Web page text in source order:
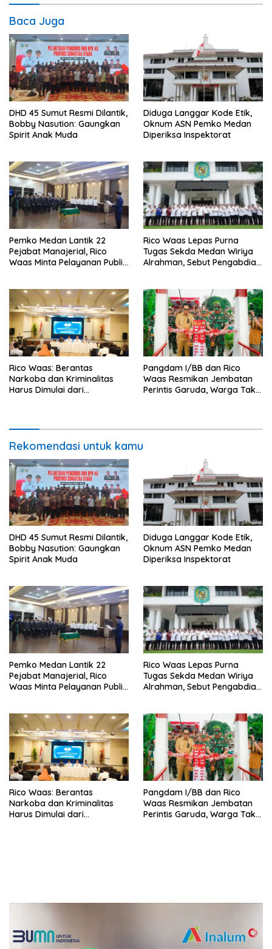
Baca Juga
DHD 45 Sumut Resmi Dilantik,
Bobby Nasution: Gaungkan
Spirit Anak Muda
Diduga Langgar Kode Etik,
Oknum ASN Pemko Medan
Diperiksa Inspektorat
Pemko Medan Lantik 22
Pejabat Manajerial, Rico
Waas Minta Pelayanan Publik
Rico Waas Lepas Purna
Tugas Sekda Medan Wiriya
Alrahman, Sebut Pengabdian
Rico Waas: Berantas
Narkoba dan Kriminalitas
Harus Dimulai dari
Pangdam I/BB dan Rico
Waas Resmikan Jembatan
Perintis Garuda, Warga Tak
Rekomendasi untuk kamu
DHD 45 Sumut Resmi Dilantik,
Bobby Nasution: Gaungkan
Spirit Anak Muda
Diduga Langgar Kode Etik,
Oknum ASN Pemko Medan
Diperiksa Inspektorat
Pemko Medan Lantik 22
Pejabat Manajerial, Rico
Waas Minta Pelayanan Publik
Rico Waas Lepas Purna
Tugas Sekda Medan Wiriya
Alrahman, Sebut Pengabdian
Rico Waas: Berantas
Narkoba dan Kriminalitas
Harus Dimulai dari
Pangdam I/BB dan Rico
Waas Resmikan Jembatan
Perintis Garuda, Warga Tak